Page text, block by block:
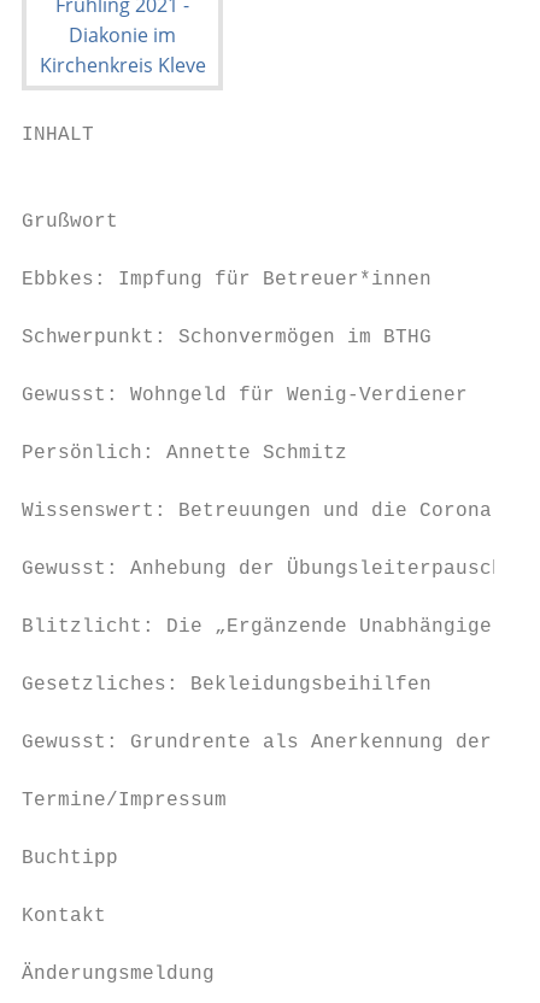
INHALT
Grußwort
Ebbkes: Impfung für Betreuer*innen
Schwerpunkt: Schonvermögen im
Gewusst: Wohngeld für Wenig-
Persönlich: Annette Schmitz
Wissenswert: Betreuungen und die
Gewusst: Anhebung der
Blitzlicht: Die „Ergänzende Unabhängige
Gesetzliches: Bekleidungsbeihilfen
Gewusst: Grundrente als Anerkennung der
Termine/Impressum
Buchtipp
Kontakt
Änderungsmeldung